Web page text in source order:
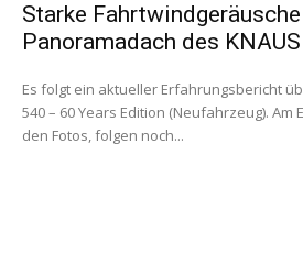
Starke
Panoramadach des
Es folgt ein aktueller Erfahrungsbericht
540 – 60 Years Edition (Neufahrzeug). Am
den Fotos, folgen noch...